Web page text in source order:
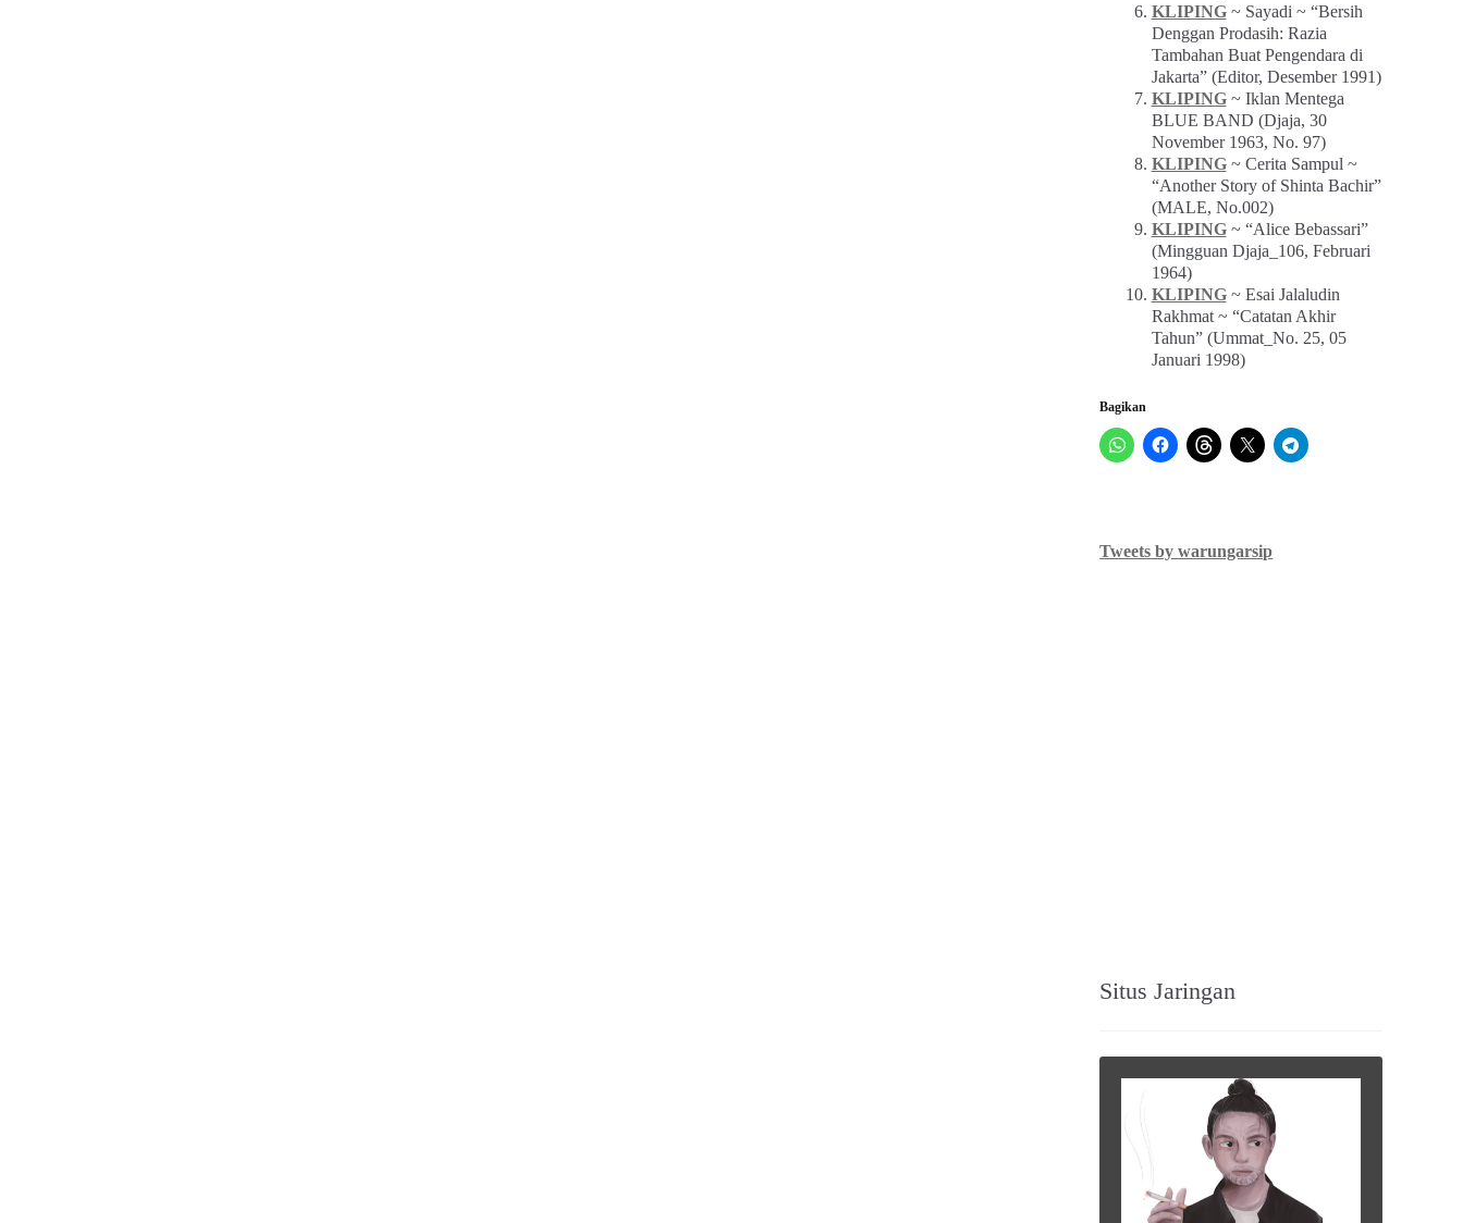
KLIPING~ Sayadi ~ “Bersih
Denggan Prodasih: Razia
Tambahan Buat Pengendara di
Jakarta” (Editor, Desember 1991)
KLIPING~ Iklan Mentega
BLUE BAND (Djaja, 30
November 1963, No. 97)
KLIPING~ Cerita Sampul ~
“Another Story of Shinta Bachir”
(MALE, No.002)
KLIPING~ “Alice Bebassari”
(Mingguan Djaja_106, Februari
1964)
KLIPING~ Esai Jalaludin
Rakhmat ~ “Catatan Akhir
Tahun” (Ummat_No. 25, 05
Januari 1998)
Bagikan
Tweets by warungarsip
Situs Jaringan